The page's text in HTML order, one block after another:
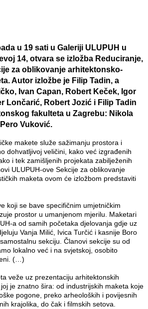
u 19 sati u Galeriji ULUPUH u
14, otvara se izložba Reduciranje,
za oblikovanje arhitektonsko-
Autor izložbe je Filip Tadin, a
Ivan Capan, Robert Keček, Igor
Lončarić, Robert Jozić i Filip Tadin
fakulteta u Zagrebu: Nikola
Vuković.
makete služe sažimanju prostora i
dohvatljivoj veličini, kako već izgrađenih
i tek zamišljenih projekata zabilježenih
ULUPUH-ove Sekcije za oblikovanje
maketa ovom će izložbom predstaviti
koji se bave specifičnim umjetničkim
prostor u umanjenom mjerilu. Maketari
a od samih početaka djelovanja gdje uz
Vanja Milić, Ivica Turčić i kasnije Boro
sekciju. Članovi sekcije su od
lokalno već i na svjetskoj, osobito
(…)
veže uz prezentaciju arhitektonskih
je znatno šira: od industrijskih maketa koje
pogone, preko arheoloških i povijesnih
krajolika, do čak i filmskih setova.